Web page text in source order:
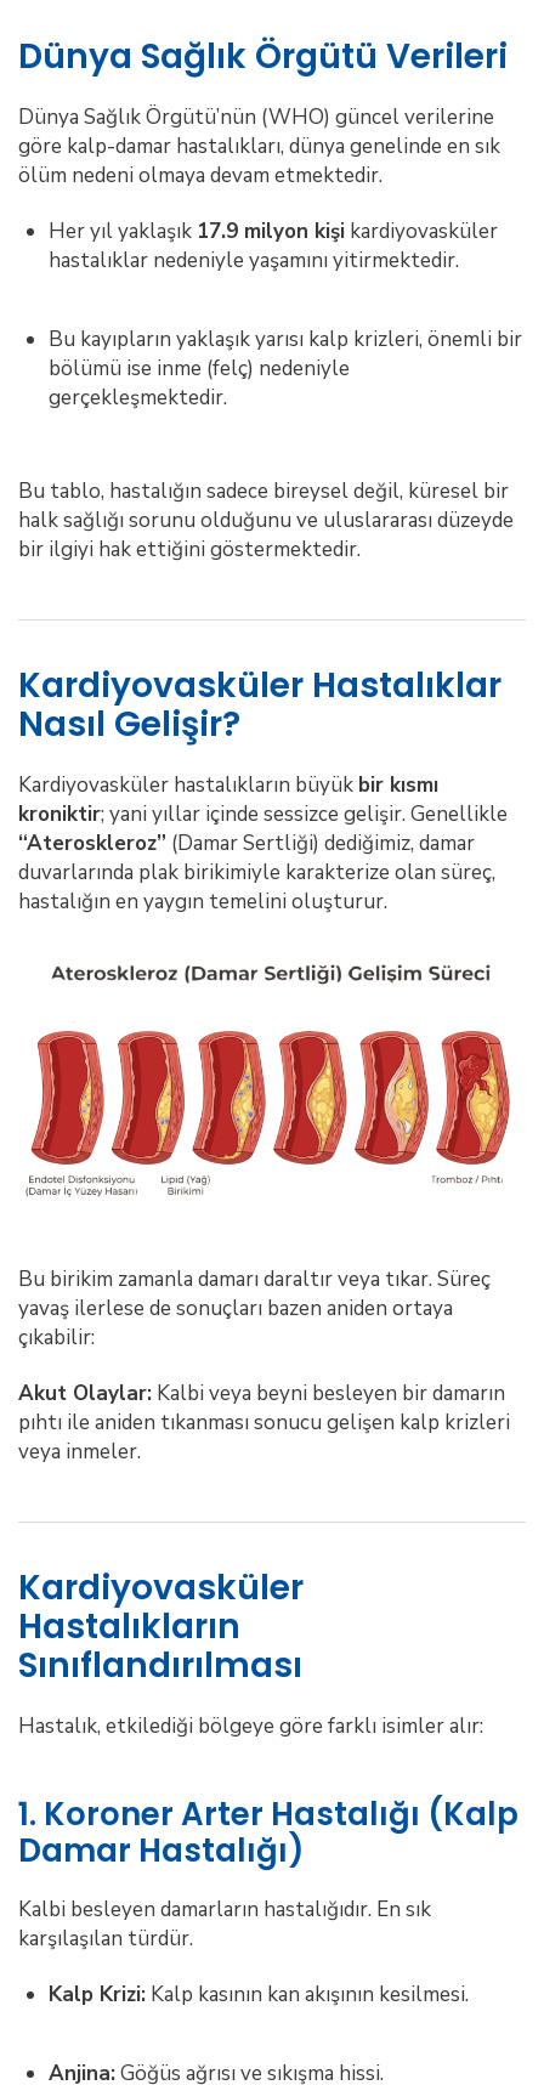
Dünya Sağlık Örgütü Verileri
Dünya Sağlık Örgütü’nün (WHO) güncel verilerine
göre kalp-damar hastalıkları, dünya genelinde en sık
ölüm nedeni olmaya devam etmektedir.
Her yıl yaklaşık 17.9 milyon kişi kardiyovasküler
hastalıklar nedeniyle yaşamını yitirmektedir.
Bu kayıpların yaklaşık yarısı kalp krizleri, önemli bir
bölümü ise inme (felç) nedeniyle
gerçekleşmektedir.
Bu tablo, hastalığın sadece bireysel değil, küresel bir
halk sağlığı sorunu olduğunu ve uluslararası düzeyde
bir ilgiyi hak ettiğini göstermektedir.
Kardiyovasküler Hastalıklar
Nasıl Gelişir?
Kardiyovasküler hastalıkların büyük bir kısmı
kroniktir; yani yıllar içinde sessizce gelişir. Genellikle
“Ateroskleroz” (Damar Sertliği) dediğimiz, damar
duvarlarında plak birikimiyle karakterize olan süreç,
hastalığın en yaygın temelini oluşturur.
Bu birikim zamanla damarı daraltır veya tıkar. Süreç
yavaş ilerlese de sonuçları bazen aniden ortaya
çıkabilir:
Akut Olaylar: Kalbi veya beyni besleyen bir damarın
pıhtı ile aniden tıkanması sonucu gelişen kalp krizleri
veya inmeler.
Kardiyovasküler
Hastalıkların
Sınıflandırılması
Hastalık, etkilediği bölgeye göre farklı isimler alır:
1. Koroner Arter Hastalığı (Kalp
Damar Hastalığı)
Kalbi besleyen damarların hastalığıdır. En sık
karşılaşılan türdür.
Kalp Krizi: Kalp kasının kan akışının kesilmesi.
Anjina:Göğüs ağrısı ve sıkışma hissi.